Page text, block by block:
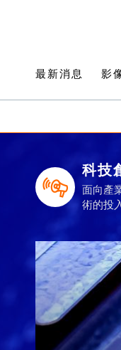
最新消息 影
科技
面向產
術的投